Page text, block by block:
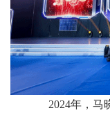
2024年，马